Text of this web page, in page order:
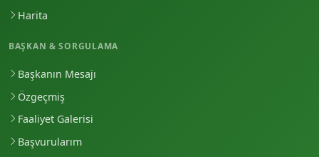
Harita
BAŞKAN & SORGULAMA
Başkanın Mesajı
Özgeçmiş
Faaliyet Galerisi
Başvurularım